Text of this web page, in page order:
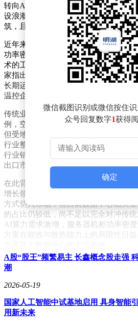
转向AI数据中心制冷等高算力基础设
设浪潮中捕捉新的增长点。然而，这
筑，且竞争格局错综复杂，传统暖通企
近年来，格力与美的加速布局数据中
功率密度机房场景。两家企业纷纷推
术的工程化应用，试图通过技术创新
家指出，数据中心温控市场对系统设
长期运维服务的要求极为严苛，中央
温控企业的竞争，还需应对外资品牌的
传统业务承压之下，中央空调企业亟
例，空调业务仍占其营收约七成，其中
但受地产行业下行、工程需求疲软及价
行业整体增长乏力。产业在线数据显
行业销售规模达1386.8亿元，其中国内
出口市场凭借海外数据中心建设需求实
在此背景下，数据中心被视为中央空
增长领域。格力与美的通过参与运营
方式切入市场，但目前数据中心相关
的占比仍较低，尚不足以完全对冲传
AI算力需求激增，服务器机柜功率密
方案在能效与散热能力上的局限性日
产业在线高级分析师费腾分析称，液冷
级，而是涉及系统架构、核心组件及运
技术通常与风冷方案共存，对系统集成
势，难以直接转化为数据中心市场的
CDU、冷板设计、系统级调控及长期
微信截图识别或微信按住
众号回复数字1获得
确定
A股“股王”频繁易主 长鑫概念股走强
潮
2026-05-19
国家人工智能中试基地启用 具身智能
用新未来